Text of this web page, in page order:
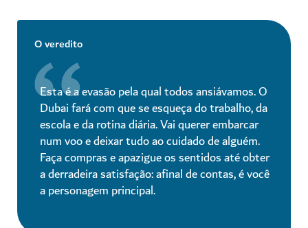
O veredito
Esta é a evasão pela qual todos ansiávamos. O
Dubai fará com que se esqueça do trabalho, da
escola e da rotina diária. Vai querer embarcar
num voo e deixar tudo ao cuidado de alguém.
Faça compras e apazigue os sentidos até obter
a derradeira satisfação: afinal de contas, é você
a personagem principal.